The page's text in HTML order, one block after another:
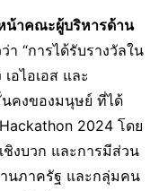
น้าคณะผู้บริหารด้าน
า “การได้รับรางวัลใน
อไอเอส และ
คงของมนุษย์ ที่ได้
2024 โดย
งบวก และการมีส่วน
นภาครัฐ และกลุ่มคน